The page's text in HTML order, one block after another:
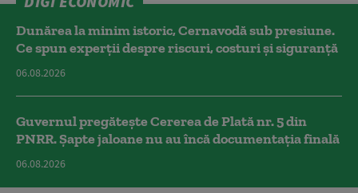
Dunărea la minim istoric, Cernavodă sub presiune.
Ce spun experții despre riscuri, costuri și siguranță
06.08.2026
Guvernul pregătește Cererea de Plată nr. 5 din
PNRR. Șapte jaloane nu au încă documentația finală
06.08.2026